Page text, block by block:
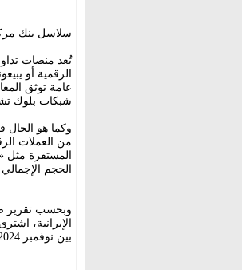
سلاسل بنك
تُعد منصات
الرقمية أو
عامة توثق
شبكات بلوك
وكما هو
من العملات
المستقرة مثل
الحجم
وبحسب تقرير
بين نوفمبر 2024 ويونيو 2025.